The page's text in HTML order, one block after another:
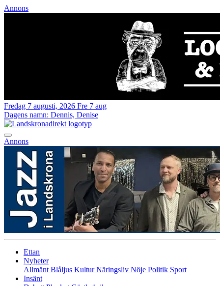
Annons
Fredag 7 augusti, 2026 Fre 7 aug
Dagens namn: Dennis, Denise
Annons
Ettan
Nyheter
Allmänt Blåljus KulturNäringsliv Nöje Politik Sport
Insänt